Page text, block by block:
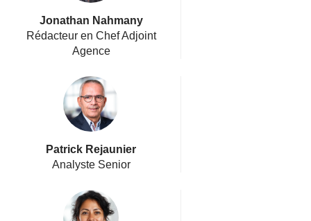
Jonathan Nahmany
Rédacteur en Chef Adjoint
Agence
Patrick Rejaunier
Analyste Senior